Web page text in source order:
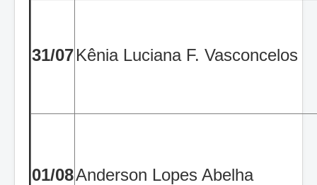
31/07Kênia Luciana F. Vasconcelos
01/08Anderson Lopes Abelha